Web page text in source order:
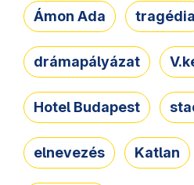
Ámon Ada tragédia
drámapályázat
Hotel Budapest
elnevezés Katlan